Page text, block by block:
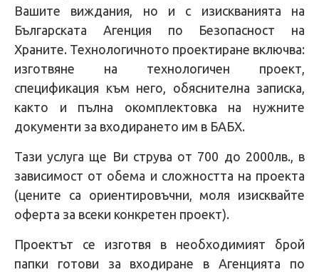
Вашите виждания, но и с изискванията на
Българската Агенция по Безопасност на
Храните. Технологичното проектиране включва:
изготвяне на технологичен проект,
спецификация към него, обяснителна записка,
както и пълна окомплектовка на нужните
документи за входирането им в БАБХ.
Тази услуга ще Ви струва от 700 до 2000лв., в
зависимост от обема и сложността на проекта
(цените са ориентировъчни, моля изисквайте
оферта за всеки конкретен проект).
Проектът се изготвя в необходимият брой
папки готови за входиране в Агенцията по